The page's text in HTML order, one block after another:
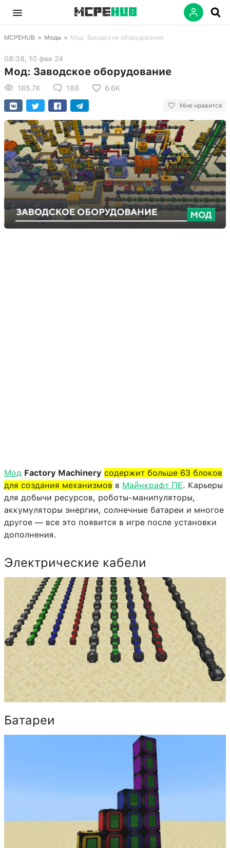
MCPEHUB » Моды » Мод: Заводское оборудование
08:38, 10 фев 24
Мод: Заводское оборудование
185.7K 188 6.6K
Мне нравится
Мод Factory Machinery содержит больше 63 блоков
для создания механизмов в Майнкрафт ПЕ. Карьеры
для добычи ресурсов, роботы-манипуляторы,
аккумуляторы энергии, солнечные батареи и многое
другое — все это появится в игре после установки
дополнения.
Электрические кабели
Батареи